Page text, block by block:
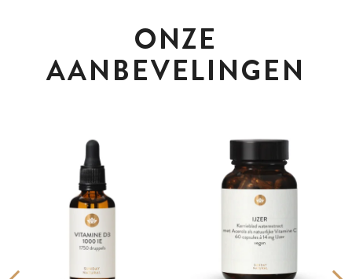
ONZE
AANBEVELINGEN